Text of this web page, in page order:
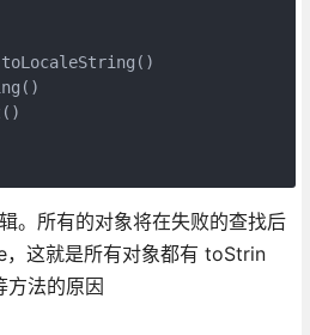
。所有的对象将在失败的查找后
这就是所有对象都有 toStrin
法的原因